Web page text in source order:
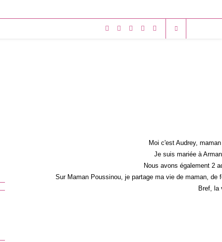
Moi c'est Audrey,
Je suis mariée à
Nous avons également 2
Sur Maman Poussinou, je partage ma vie de maman,
Bref, la